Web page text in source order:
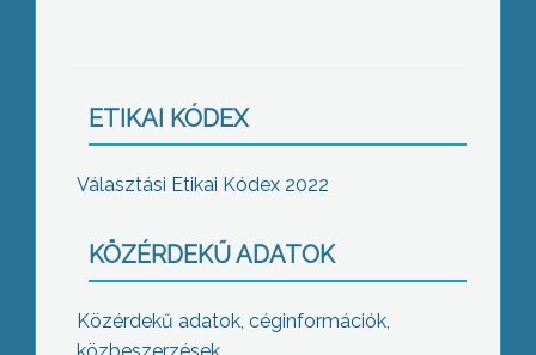
ETIKAI KÓDEX
Választási Etikai Kódex 2022
KÖZÉRDEKŰ ADATOK
Közérdekű adatok, céginformációk,